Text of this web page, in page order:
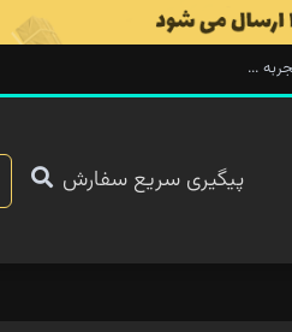
پیگیری سریع سفارش